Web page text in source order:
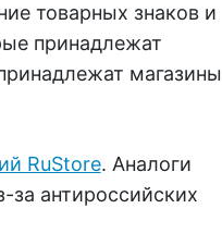
товарных знаков и
принадлежат
магазины
RuStore. Аналоги
за антироссийских